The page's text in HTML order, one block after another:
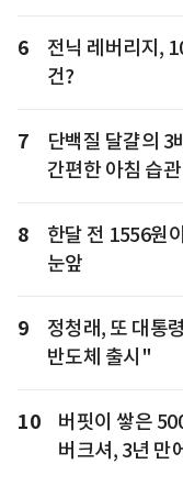
6
전닉 레버리지,
건?
7
단백질 달걀의 3
간편한 아침 습관
8
한달 전 1556원
눈앞
9
정청래, 또 대통
반도체 출시"
10
버핏이 쌓은
버크셔, 3년 만